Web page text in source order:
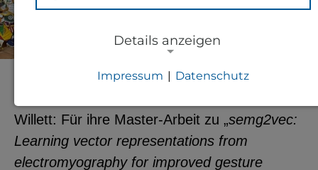
Willett: Für ihre Master-Arbeit zu „semg2vec:
Learning vector representations from
electromyography for improved gesture
Details anzeigen
Notwendige Cookies zur Session-
Verwaltung und für die generelle
Funktionalität der Seite (immer
Impressum | Datenschutz